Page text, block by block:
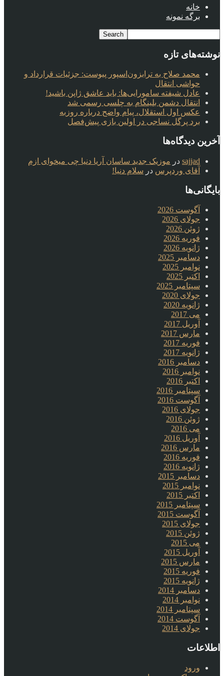
خانه
برگه نمونه
نوشته‌های تازه
محمد صلاح به ترابزون‌اسپور پیوست: جزئیات قرارداد و
حواشی انتقال
عادل شیفته سامورایی‌ها: باید عاشق ژاپن باشید!
انتقال دشمن بلینگام به چلسی رسمی شد
عکس اول استقلال، پیام واضح درباره روزبه
برد پرگل نساجی در اولین بازی پیش‌فصل
آخرین دیدگاه‌ها
sajjad در موزیک جدید ساسان آریا دنیا چی میخوای ازم
آقای وردپرس در سلام دنیا!
بایگانی‌ها
آگوست 2026
جولای 2026
ژوئن 2026
فوریه 2026
ژانویه 2026
دسامبر 2025
نوامبر 2025
اکتبر 2025
سپتامبر 2025
جولای 2020
ژانویه 2020
می 2017
آوریل 2017
مارس 2017
فوریه 2017
ژانویه 2017
دسامبر 2016
نوامبر 2016
اکتبر 2016
سپتامبر 2016
آگوست 2016
جولای 2016
ژوئن 2016
می 2016
آوریل 2016
مارس 2016
فوریه 2016
ژانویه 2016
دسامبر 2015
نوامبر 2015
اکتبر 2015
سپتامبر 2015
آگوست 2015
جولای 2015
ژوئن 2015
می 2015
آوریل 2015
مارس 2015
فوریه 2015
ژانویه 2015
دسامبر 2014
نوامبر 2014
سپتامبر 2014
آگوست 2014
جولای 2014
اطلاعات
ورود